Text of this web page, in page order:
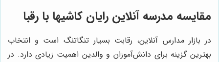
مقایسه مدرسه آنلاین رایان کاشیها با رقبا
در بازار مدارس آنلاین، رقابت بسیار تنگاتنگ است و انتخاب
بهترین گزینه برای دانش‌آموزان و والدین اهمیت زیادی دارد. در